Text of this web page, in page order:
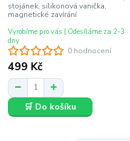
0 hodnocení
stojánek, silikonová vanička,
magnetické zavírání
499 Kč
Vyrobíme pro vás | Odesíláme za 2-3
dny
🛒 Do košíku